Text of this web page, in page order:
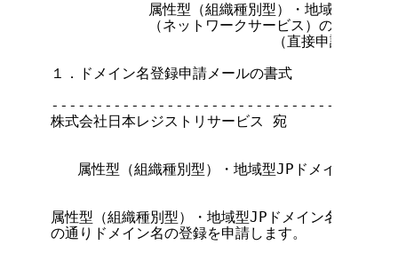
属性型（組織種別型）・地域型JPドメ
（ネットワークサービス）のための書
                         （直接申請用）
１．ドメイン名登録申請メールの書式
株式会社日本レジストリサービス 宛
属性型（組織種別型）・地域型JPドメイン名登録
属性型（組織種別型）・地域型JPドメイン名登録等
の通りドメイン名の登録を申請します。